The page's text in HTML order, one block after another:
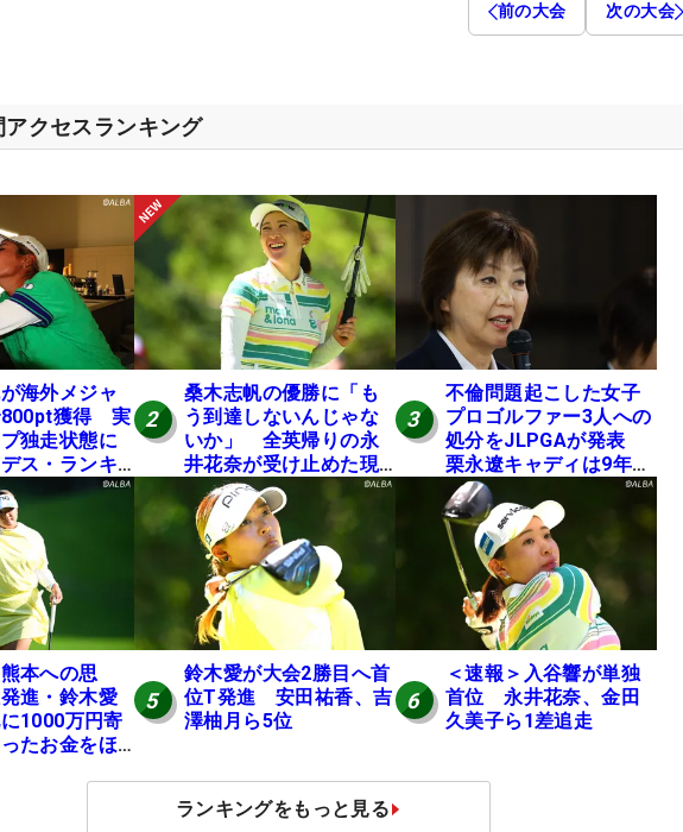
前の大会 次の大会
アクセスランキング
海外メジャ
800pt獲得 実
独走状態に
デス・ランキ
】
2
桑木志帆の優勝に「も
う到達しないんじゃな
いか」 全英帰りの永
井花奈が受け止めた現
3
不倫問題起こした女子
プロゴルファー3人への
処分をJLPGAが発表
栗永遼キャディは9年間
の立ち入り禁止
本への思
進・鈴木愛
1000万円寄
たお金をほ
5
鈴木愛が大会2勝目へ首
位T発進 安田祐香、吉
澤柚月ら5位
6
＜速報＞入谷響が単独
首位 永井花奈、金田
久美子ら1差追走
ランキングをもっと見る